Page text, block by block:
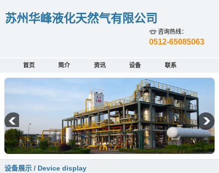
苏州华峰液化天然气有限公司
咨询热线：
0512-65085063
首页 简介 资讯 设备 联系
设备展示 / Device display